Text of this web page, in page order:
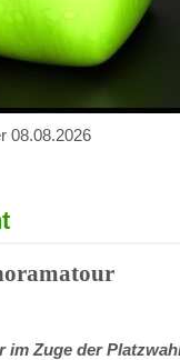
08.08.2026
im Zuge der